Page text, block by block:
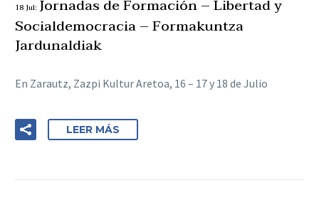
18 Jul: Jornadas de Formación – Libertad y
Socialdemocracia – Formakuntza
Jardunaldiak
En Zarautz, Zazpi Kultur Aretoa, 16 – 17 y 18 de Julio
LEER MÁS